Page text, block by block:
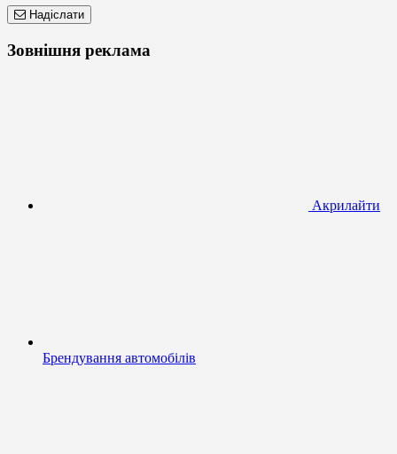
Надіслати
Зовнішня реклама
Акрилайти
Брендування автомобілів